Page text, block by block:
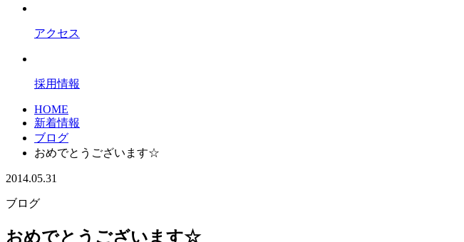
アクセス
採用情報
HOME
新着情報
ブログ
おめでとうございます☆
2014.05.31
ブログ
おめでとうございます☆